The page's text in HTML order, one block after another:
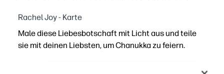
Rachel Joy - Karte
Male diese Liebesbotschaft mit Licht aus und teile
sie mit deinen Liebsten, um Chanukka zu feiern.
Sie drucken und los geht's — keine Vorbereitung, nur